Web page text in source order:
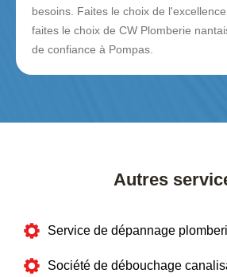
besoins. Faites le choix de
faites le choix de CW Plomberie
de confiance à Pompas.
Autres
Service de dépannage
Société de débouchage